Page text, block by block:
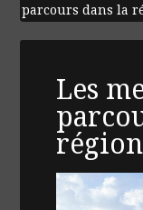
parcours dans la
Les